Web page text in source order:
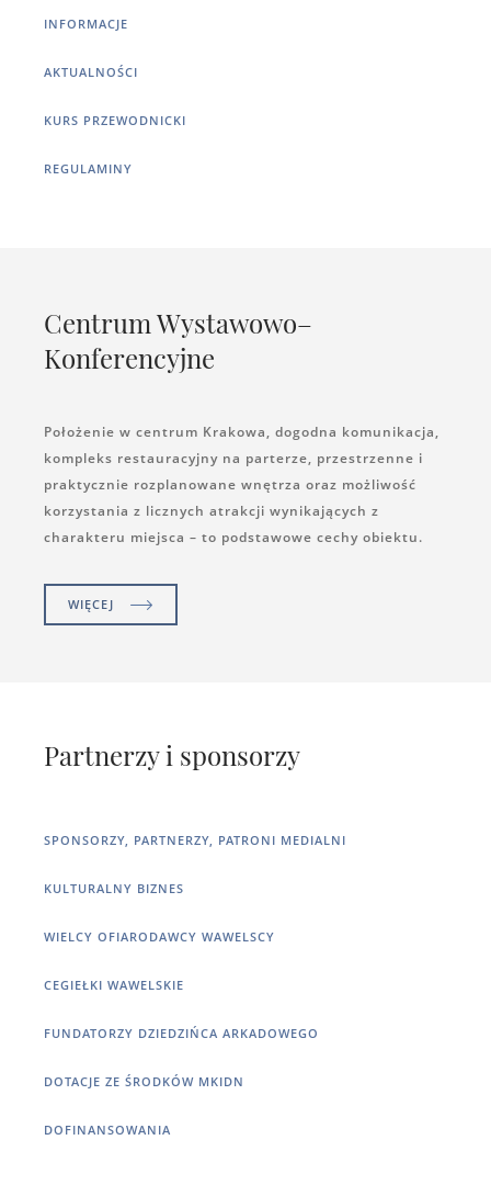
INFORMACJE
AKTUALNOŚCI
KURS PRZEWODNICKI
REGULAMINY
Centrum Wystawowo–
Konferencyjne
Położenie w centrum Krakowa, dogodna komunikacja,
kompleks restauracyjny na parterze, przestrzenne i
praktycznie rozplanowane wnętrza oraz możliwość
korzystania z licznych atrakcji wynikających z
charakteru miejsca – to podstawowe cechy obiektu.
WIĘCEJ
Partnerzy i sponsorzy
SPONSORZY, PARTNERZY, PATRONI MEDIALNI
KULTURALNY BIZNES
WIELCY OFIARODAWCY WAWELSCY
CEGIEŁKI WAWELSKIE
FUNDATORZY DZIEDZIŃCA ARKADOWEGO
DOTACJE ZE ŚRODKÓW MKIDN
DOFINANSOWANIA